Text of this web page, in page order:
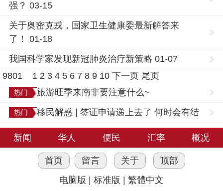
强？ 03-15
关于奥密克戎，国家卫生健康委最新解答来
了！ 01-18
我国科学家发现新冠肺炎治疗新策略 01-07
9801
1 2 3 4 5 6 7 8 9 10 下一页 尾页
热门 旅游旺季来南非要注意什么~
热门
移民解惑 | 签证申请递上去了 何时会有结
果？
新闻
华人 便民 汇率 概况
首页 留言 关于
顶部
电脑版
标准版 繁體中文